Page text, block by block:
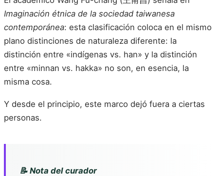
Imaginación étnica de la sociedad taiwanesa
contemporánea: esta clasificación coloca en el mismo
plano distinciones de naturaleza diferente: la
distinción entre «indígenas vs. han» y la distinción
entre «minnan vs. hakka» no son, en esencia, la
misma cosa.
Y desde el principio, este marco dejó fuera a ciertas
personas.
📝 Nota del curador